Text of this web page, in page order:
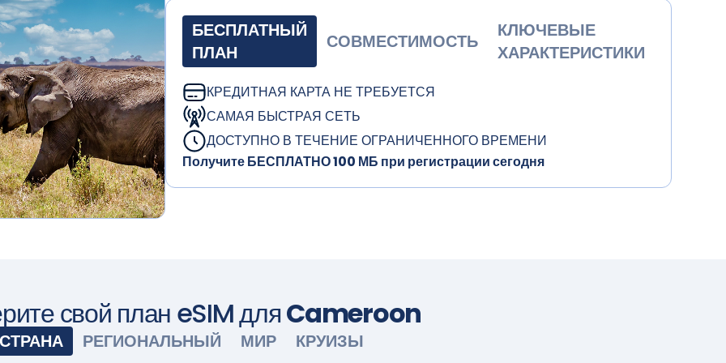
БЕСПЛАТНЫЙ
ПЛАН
СОВМЕСТИМОСТЬ
КЛЮЧЕВЫЕ
ХАРАКТЕРИСТИКИ
КРЕДИТНАЯ КАРТА НЕ ТРЕБУЕТСЯ
САМАЯ БЫСТРАЯ СЕТЬ
ДОСТУПНО В ТЕЧЕНИЕ ОГРАНИЧЕННОГО ВРЕМЕНИ
Получите БЕСПЛАТНО 100 МБ при регистрации сегодня
свой план eSIM дляCameroon
СТРАНА РЕГИОНАЛЬНЫЙ МИР КРУИЗЫ